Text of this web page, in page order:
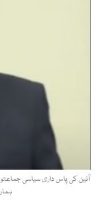
آئین کی پاس داری سیاسی